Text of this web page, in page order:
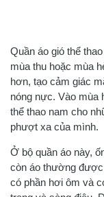
Quần áo gió thể
mùa thu hoặc mùa
hơn, tạo cảm giác
nóng nực. Vào mùa
thể thao nam cho
phượt xa của mình.
Ở bộ quần áo này,
còn áo thường
có phần hơi ôm và